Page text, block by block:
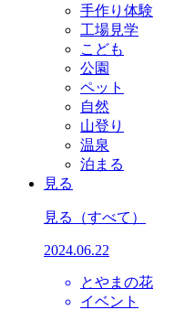
手作り体験
工場見学
こども
公園
ペット
自然
山登り
温泉
泊まる
見る
見る （すべて）
2024.06.22
とやまの花
イベント